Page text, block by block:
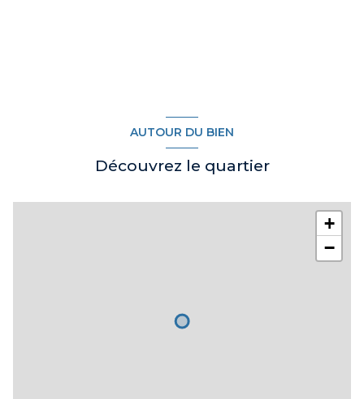
AUTOUR DU BIEN
Découvrez le quartier
+
−